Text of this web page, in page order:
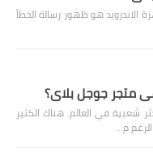
الاندرويد هو ظهور رسالة الخطأ
شعبية في العالم. هناك الكثير
م…